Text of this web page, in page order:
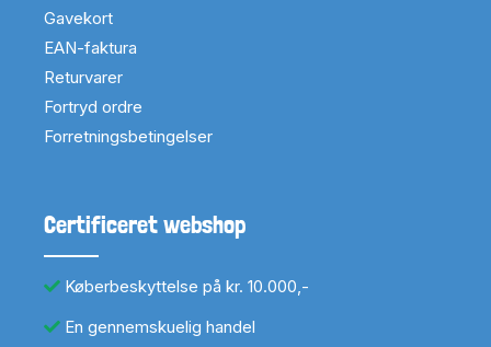
Gavekort
EAN-faktura
Returvarer
Fortryd ordre
Forretningsbetingelser
Certificeret webshop
Køberbeskyttelse på kr. 10.000,-
En gennemskuelig handel